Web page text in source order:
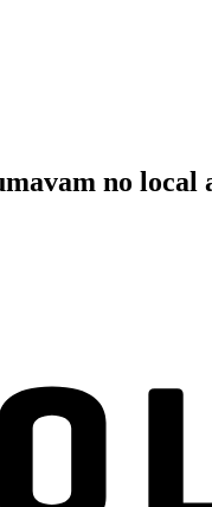
no local